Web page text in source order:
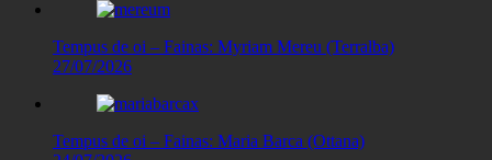
Tempus de oi – Fainas: Myriam Mereu (Terralba)
27/07/2026
Tempus de oi – Fainas: Maria Barca (Ottana)